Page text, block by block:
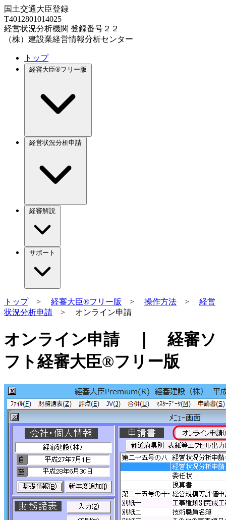
国土交通大臣登録
T4012801014025
経営状況分析機関 登録番号２２
（株）建設業経営情報分析センター
トップ
経審大臣®フリー版
経営状況分析申請
経審解説
サポート
トップ> 経審大臣®フリー版 > 操作方法 > 経営
状況分析申請 > オンライン申請
オンライン申請 ｜ 経審ソ
フト経審大臣®フリー版